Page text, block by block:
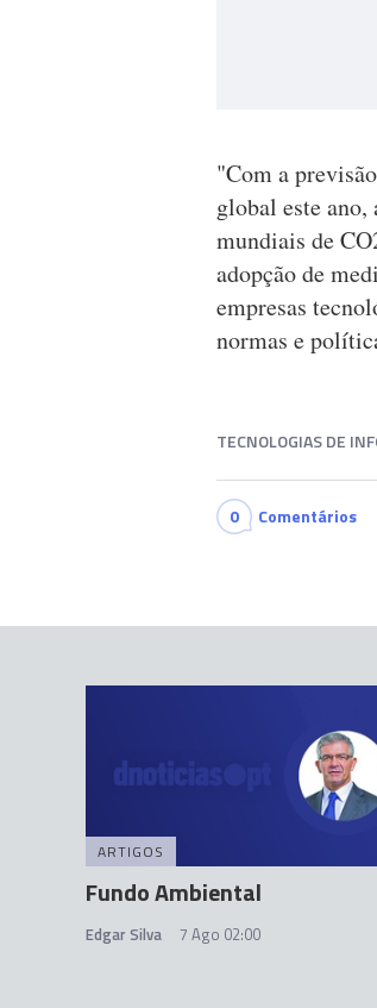
"Com a
global este ano,
mundiais de
adopção de
empresas
normas e
TECNOLOGIAS DE
0 Comentários
ARTIGOS
Fundo Ambiental
Edgar Silva 7 Ago 02:00